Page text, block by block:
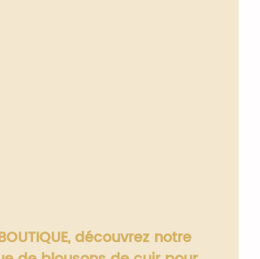
découvrez notre